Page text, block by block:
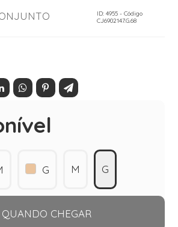
ID: 4955 - Código
CJ6902147.G.68
G M G
CHEGAR